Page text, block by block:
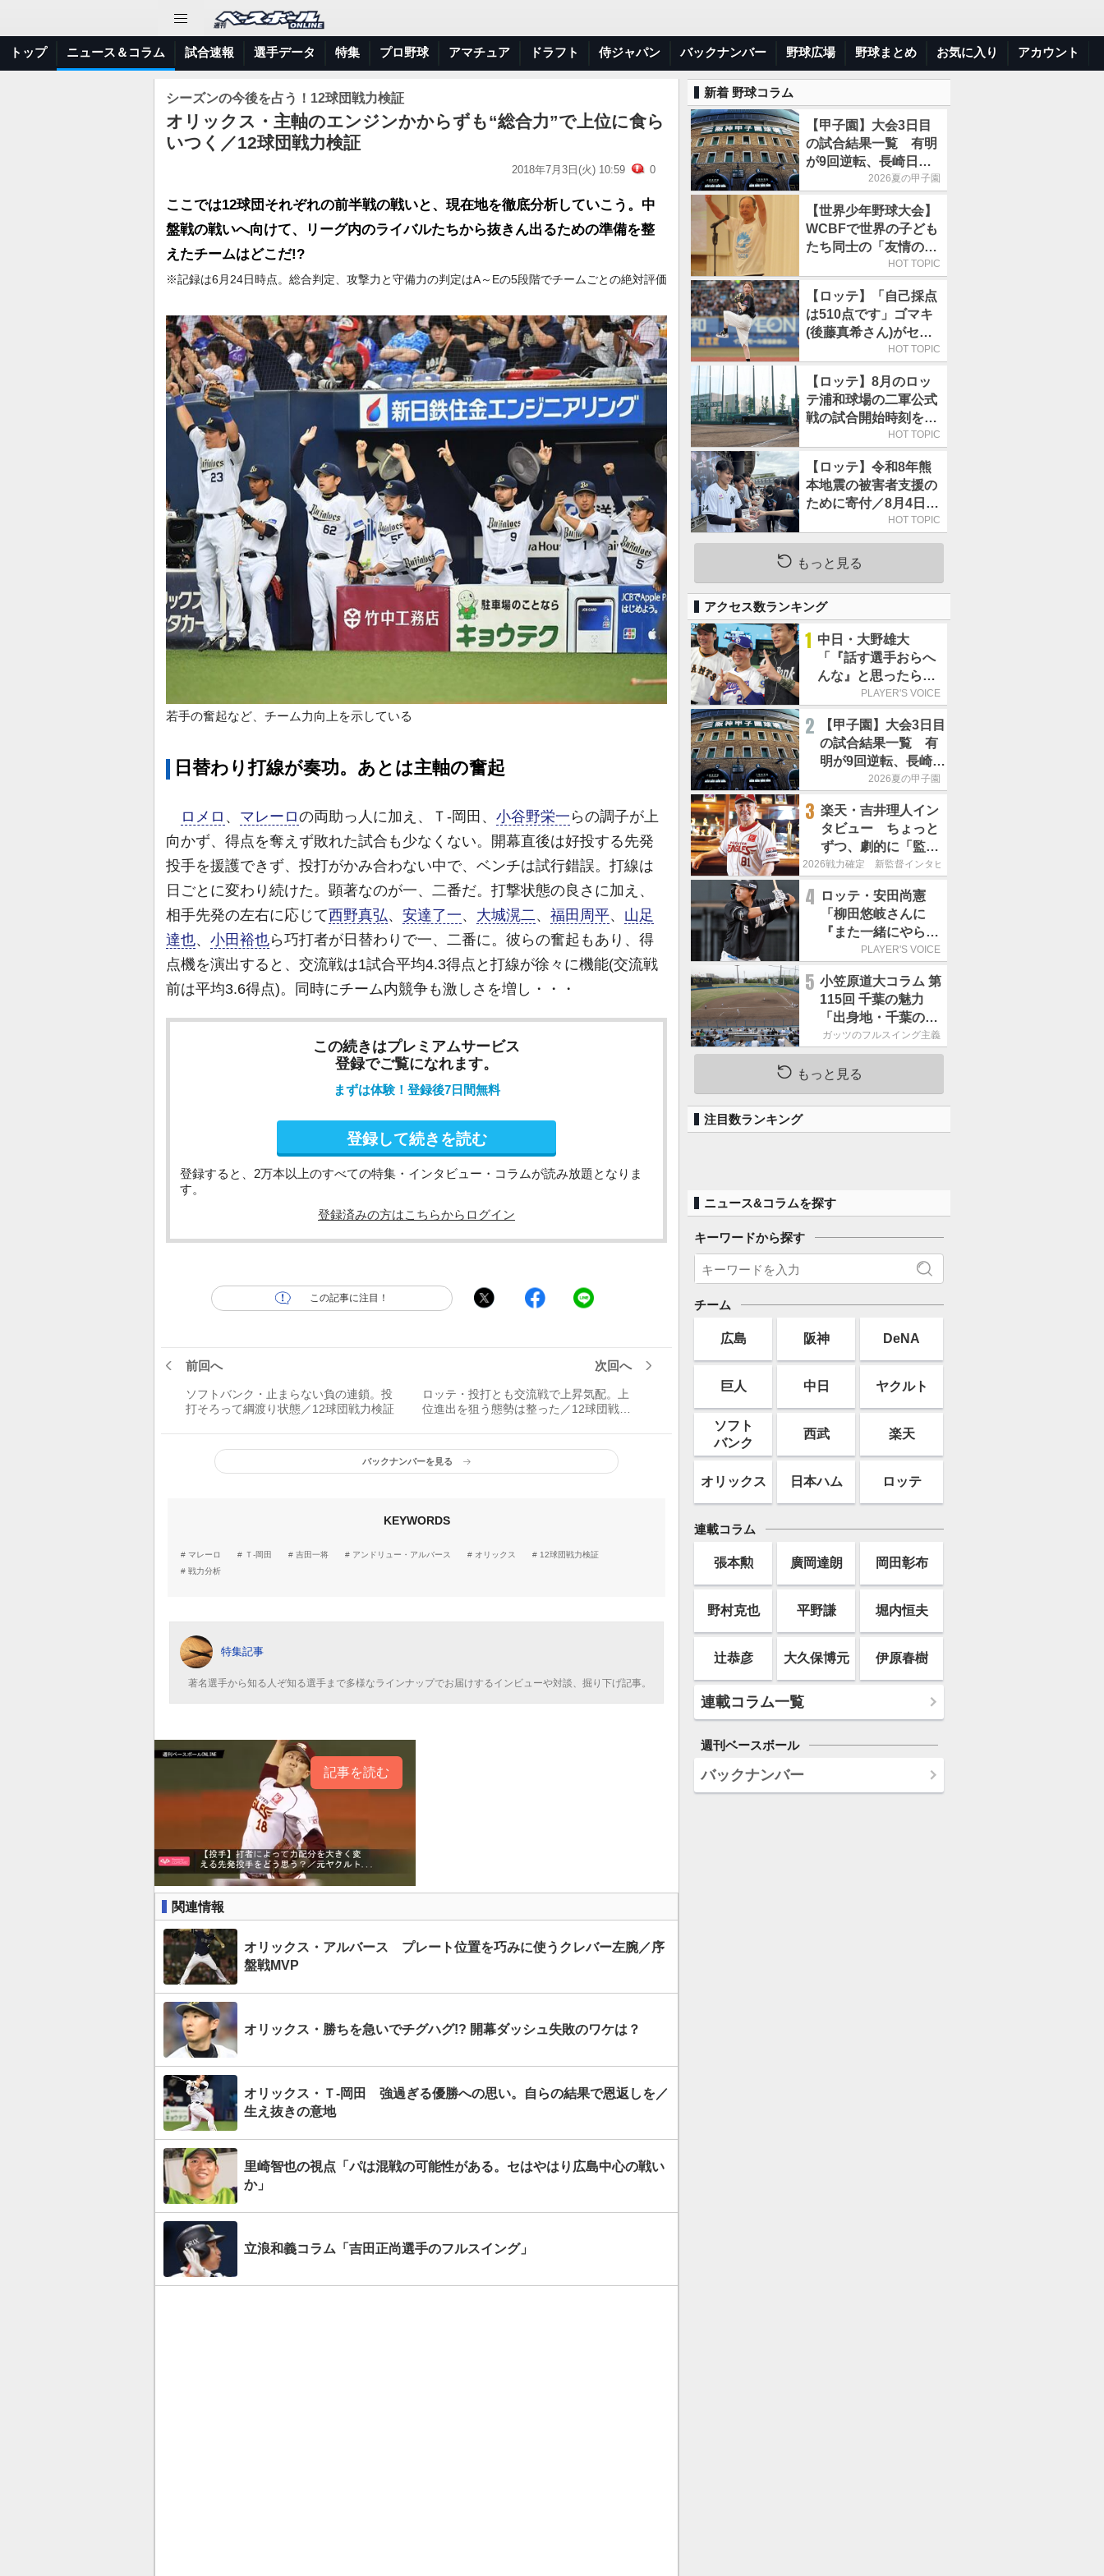
トップ ニュース＆コラム 試合速報 選手データ 特集 プロ野球 アマチュア ドラフト 侍ジャパン バックナンバー 野球広場 野球まとめ お気に入り アカウント
シーズンの今後を占う！12球団戦力検証
オリックス・主軸のエンジンかからずも“総合力”で上位に食ら
いつく／12球団戦力検証
2018年7月3日(火) 10:59 0
ここでは12球団それぞれの前半戦の戦いと、現在地を徹底分析していこう。中
盤戦の戦いへ向けて、リーグ内のライバルたちから抜きん出るための準備を整
えたチームはどこだ!?
※記録は6月24日時点。総合判定、攻撃力と守備力の判定はA～Eの5段階でチームごとの絶対評価
若手の奮起など、チーム力向上を示している
日替わり打線が奏功。あとは主軸の奮起
ロメロ 、 マレーロの両助っ人に加え、Ｔ-岡田、 小谷野栄一 らの調子が上
向かず、得点を奪えず敗れた試合も少なくない。開幕直後は好投する先発
投手を援護できず、投打がかみ合わない中で、ベンチは試行錯誤。打線は
日ごとに変わり続けた。顕著なのが一、二番だ。打撃状態の良さに加え、
相手先発の左右に応じて西野真弘、 安達了一、 大城滉二、 福田周平、 山足
達也、 小田裕也ら巧打者が日替わりで一、二番に。彼らの奮起もあり、得
点機を演出すると、交流戦は1試合平均4.3得点と打線が徐々に機能(交流戦
前は平均3.6得点)。同時にチーム内競争も激しさを増し・・・
この続きはプレミアムサービス
登録でご覧になれます。
まずは体験！登録後7日間無料
登録して続きを読む
登録すると、2万本以上のすべての特集・インタビュー・コラムが読み放題となりま
す。
登録済みの方はこちらからログイン
この記事に注目！
前回へ
ソフトバンク・止まらない負の連鎖。投
打そろって綱渡り状態／12球団戦力検証
次回へ
ロッテ・投打とも交流戦で上昇気配。上
位進出を狙う態勢は整った／12球団戦力
バックナンバーを見る
KEYWORDS
マレーロ Ｔ-岡田 吉田一将 アンドリュー・アルバース オリックス
12球団戦力検証
戦力分析
特集記事
著名選手から知る人ぞ知る選手まで多様なラインナップでお届けするインビューや対談、掘り下げ記事。
記事を読む
関連情報
オリックス・アルバース プレート位置を巧みに使うクレバー左腕／序
盤戦MVP
オリックス・勝ちを急いでチグハグ!? 開幕ダッシュ失敗のワケは？
オリックス・Ｔ-岡田 強過ぎる優勝への思い。自らの結果で恩返しを／
生え抜きの意地
里崎智也の視点「パは混戦の可能性がある。セはやはり広島中心の戦い
か」
立浪和義コラム「吉田正尚選手のフルスイング」
新着 野球コラム
【甲子園】大会3日目
の試合結果一覧 有明
が9回逆転、長崎日大
は15得点で大勝2026夏の甲子園
【世界少年野球大会】
WCBFで世界の子ども
たち同士の「友情の
輪」が広がる理由HOT TOPIC
【ロッテ】「自己採点
は510点です」ゴマキ
(後藤真希さん)がセレ
モニアルピッチHOT TOPIC
【ロッテ】8月のロッ
テ浦和球場の二軍公式
戦の試合開始時刻を午
前10時30分に変更HOT TOPIC
【ロッテ】令和8年熊
本地震の被害者支援の
ために寄付／8月4日に
は選手たちが募金箱を
HOT TOPIC
もっと見る
アクセス数ランキング
1 中日・大野雄大
「『話す選手おらへ
んな』と思ったら坂
本勇人が来た！」／
PLAYER'S VOICE
2
【甲子園】大会3日目
の試合結果一覧 有
明が9回逆転、長崎日
大は15得点で大勝
2026夏の甲子園
3 楽天・吉井理人イン
タビュー ちょっと
ずつ、劇的に「監督
が代わると何もかも
は、チームにとって
良くないことなんで
す」
2026戦力確定 新監督インタビュー
4
ロッテ・安田尚憲
「柳田悠岐さんに
『また一緒にやらせ
てください』とお願
トレ
PLAYER'S VOICE
5 小笠原道大コラム 第
115回 千葉の魅力
「出身地・千葉の話
の続き。昔から野球
熱の高い土地柄で
す」
ガッツのフルスイング主義
もっと見る
注目数ランキング
ニュース&コラムを探す
キーワードから探す
チーム
広島 阪神 DeNA
巨人 中日 ヤクルト
ソフト
バンク
西武 楽天
オリックス 日本ハム ロッテ
連載コラム
張本勲 廣岡達朗 岡田彰布
野村克也 平野謙 堀内恒夫
辻恭彦 大久保博元 伊原春樹
連載コラム一覧
週刊ベースボール
バックナンバー